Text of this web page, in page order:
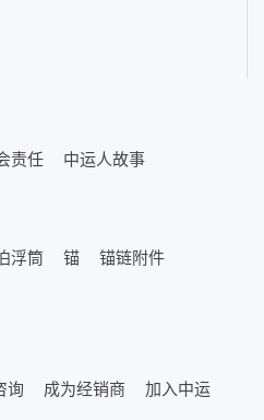
责任 中运人故事
浮筒 锚
锚链附件
询 成为经销商 加入中运